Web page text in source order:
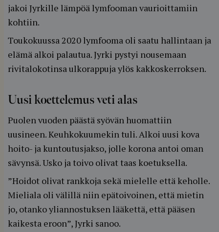
jakoi Jyrkille lämpöä lymfooman vaurioittamiin
kohtiin.
Toukokuussa 2020 lymfooma oli saatu hallintaan ja
elämä alkoi palautua. Jyrki pystyi nousemaan
rivitalokotinsa ulkorappuja ylös kakkoskerroksen.
Uusi koettelemus veti alas
Puolen vuoden päästä syövän huomattiin
uusineen. Keuhkokuumekin tuli. Alkoi uusi kova
hoito- ja kuntoutusjakso, jolle korona antoi oman
sävynsä. Usko ja toivo olivat taas koetuksella.
”Hoidot olivat rankkoja sekä mielelle että keholle.
Mieliala oli välillä niin epätoivoinen, että mietin
jo, otanko yliannostuksen lääkettä, että pääsen
kaikesta eroon”, Jyrki sanoo.